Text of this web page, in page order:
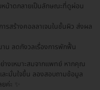
หน้าดกลายเป็นลักษณะที่ดูผ่อน
รสร้างคอลลาเจนในชั้นผิว ส่งผล
าน ลดกังวลเรื่องการพักฟื้น
างเหมาะสมจากแพทย์ หากคุณ
ะมั่นใจขึ้น ลองสอบถามข้อมูล
ะ ✨